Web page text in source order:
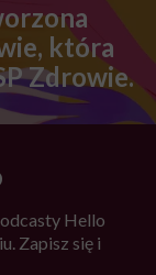
która
Zdrowie.
Hello
Zapisz się i